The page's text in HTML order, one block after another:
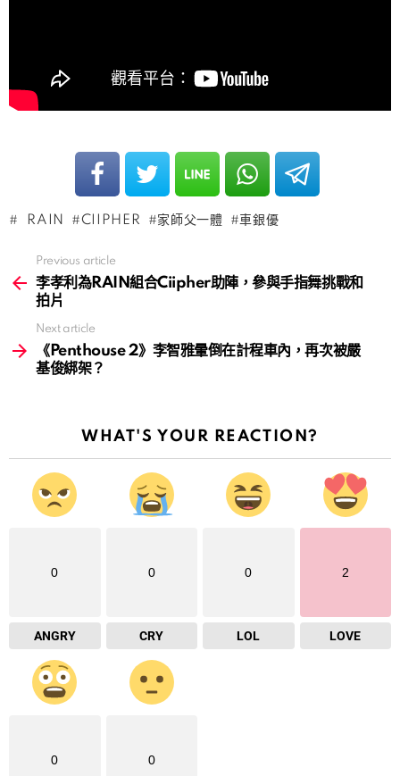
RAIN CIIPHER 家師父一體 車銀優
more
Previous article
李孝利為RAIN組合Ciipher助陣，參與手指舞挑戰和
拍片
Next article
《Penthouse 2》李智雅暈倒在計程車內，再次被嚴
基俊綁架？
WHAT'S YOUR REACTION?
0
ANGRY
0
CRY
0
LOL
2
LOVE
0 0